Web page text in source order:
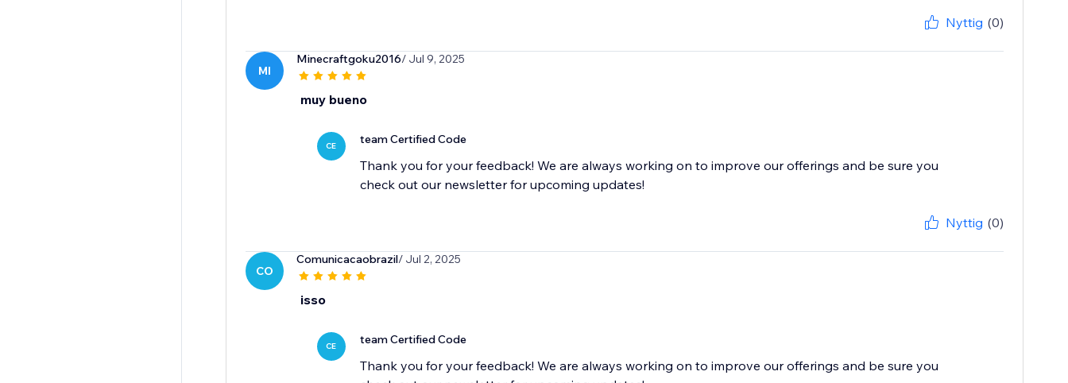
Nyttig (0)
MI
Minecraftgoku2016/ Jul 9, 2025
muy bueno
CE team Certified Code
Thank you for your feedback! We are always working on to improve our offerings and be sure you
check out our newsletter for upcoming updates!
Nyttig (0)
CO
Comunicacaobrazil/ Jul 2, 2025
isso
CE team Certified Code
Thank you for your feedback! We are always working on to improve our offerings and be sure you